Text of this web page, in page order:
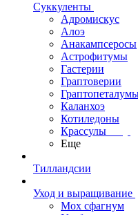
Суккуленты
Адромискус
Алоэ
Анакампсеросы
Астрофитумы
Гастерии
Граптоверии
Каланхоэ
Котиледоны
Крассулы
Еще
Тилландсии
Уход и выращивание
Мох сфагнум